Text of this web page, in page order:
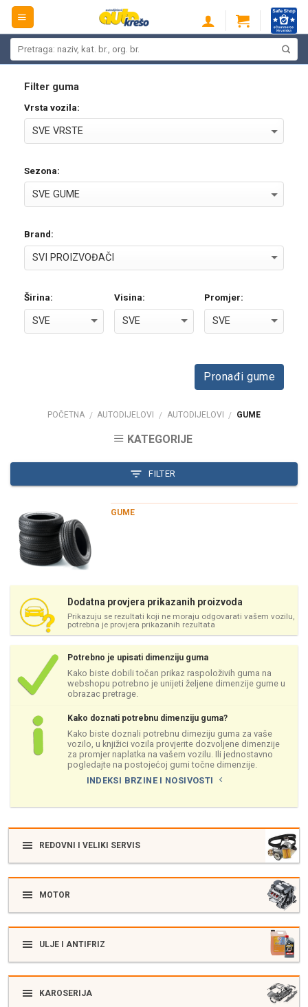
Skip
content
Filter guma
Vrsta vozila:
Sezona:
Brand:
Širina: Visina: Promjer:
Pronađi gume
POČETNA / AUTODIJELOVI / AUTODIJELOVI / GUME
KATEGORIJE
FILTER
GUME
Dodatna provjera prikazanih proizvoda
Prikazuju se rezultati koji ne moraju odgovarati vašem vozilu,
potrebna je provjera prikazanih rezultata
Potrebno je upisati dimenziju guma
Kako biste dobili točan prikaz raspoloživih guma na
webshopu potrebno je unijeti željene dimenzije gume u
obrazac pretrage.
Kako doznati potrebnu dimenziju guma?
Kako biste doznali potrebnu dimeziju guma za vaše
vozilo, u knjižici vozila provjerite dozvoljene dimenzije
za promjer naplatka na vašem vozilu. Ili jednostavno
pogledajte na postojećoj gumi točne dimenzije.
INDEKSI BRZINE I NOSIVOSTI
REDOVNI I VELIKI SERVIS
MOTOR
ULJE I ANTIFRIZ
KAROSERIJA